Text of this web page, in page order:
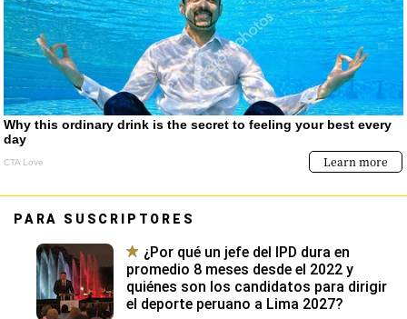
PARA SUSCRIPTORES
¿Por qué un jefe del IPD dura en
promedio 8 meses desde el 2022 y
quiénes son los candidatos para dirigir
el deporte peruano a Lima 2027?